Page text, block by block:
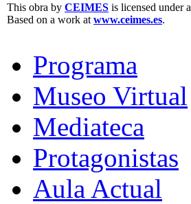
This obra by CEIMES is licensed under a
Based on a work at www.ceimes.es.
Programa
Museo Virtual
Mediateca
Protagonistas
Aula Actual